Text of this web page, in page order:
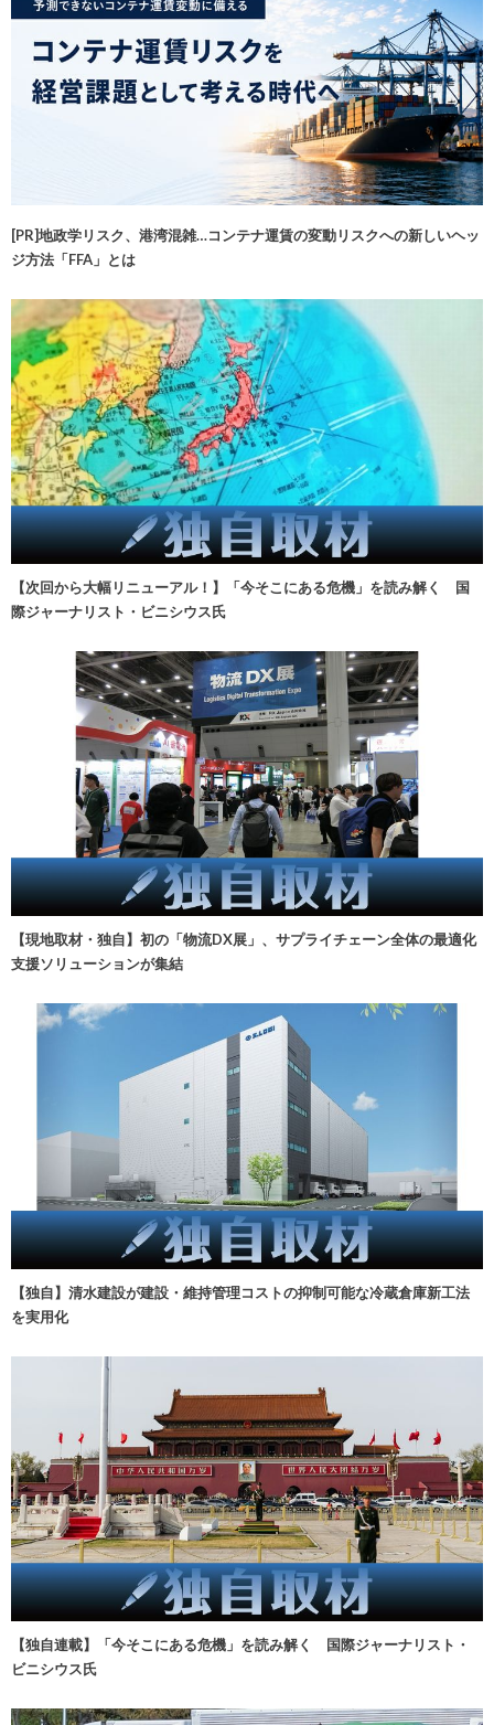
[PR]地政学リスク、港湾混雑…コンテナ運賃の変動リスクへの新しいヘッ
ジ方法「FFA」とは
【次回から大幅リニューアル！】「今そこにある危機」を読み解く 国
際ジャーナリスト・ビニシウス氏
【現地取材・独自】初の「物流DX展」、サプライチェーン全体の最適化
支援ソリューションが集結
【独自】清水建設が建設・維持管理コストの抑制可能な冷蔵倉庫新工法
を実用化
【独自連載】「今そこにある危機」を読み解く 国際ジャーナリスト・
ビニシウス氏